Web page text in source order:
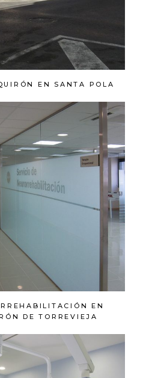
EN SANTA POLA
EN
DE TORREVIEJA